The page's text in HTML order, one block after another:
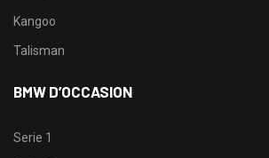
Kangoo
Talisman
BMW D’OCCASION
Serie 1